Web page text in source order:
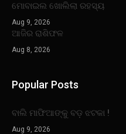
ମୋବାଇଲ ଖୋଲିଲା ରହସ୍ୟ
Aug 9, 2026
ଆଜିର ରାଶିଫଳ
Aug 8, 2026
Popular Posts
ବାଲି ମାଫିଆଙ୍କୁ ବଡ଼ ଝଟକା !
Aug 9, 2026